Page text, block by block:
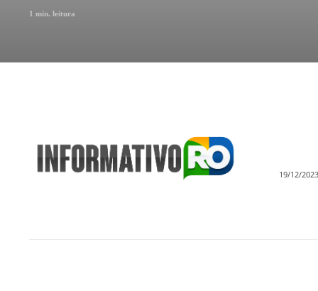
1 min. leitura
19/12/2023